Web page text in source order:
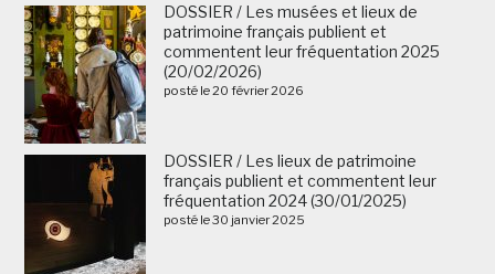
DOSSIER / Les musées et lieux de
patrimoine français publient et
commentent leur fréquentation 2025
(20/02/2026)
posté le 20 février 2026
DOSSIER / Les lieux de patrimoine
français publient et commentent leur
fréquentation 2024 (30/01/2025)
posté le 30 janvier 2025